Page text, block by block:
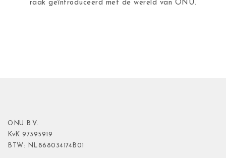
raak geïntroduceerd met de wereld van ONU.
ONU B.V.
KvK 97395919
BTW: NL868034174B01